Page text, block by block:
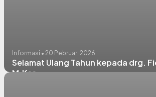
Informasi • 20 Pebruari 2026
Selamat Ulang Tahun kepada drg.
M.Kes.,